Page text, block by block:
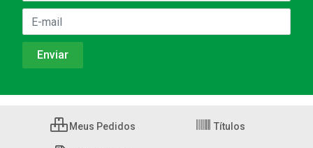
Meus Pedidos Títulos